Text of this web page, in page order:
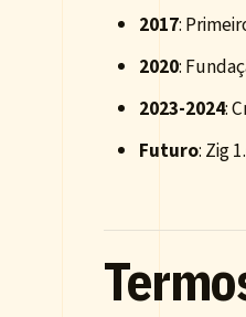
2017:
2020:
2023-2024:
Futuro: Zig